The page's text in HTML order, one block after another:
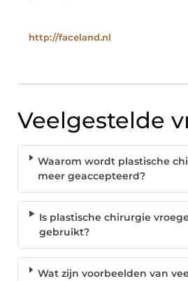
http://faceland.nl
Veelgestelde
Waarom wordt plastische
meer geaccepteerd?
Is plastische chirurgie
gebruikt?
Wat zijn voorbeelden van